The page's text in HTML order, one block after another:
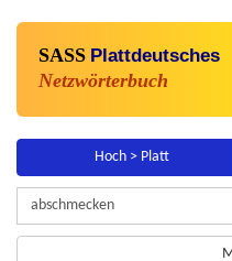
SASS Plattdeutsches
Netzwörterbuch
Hoch > Platt